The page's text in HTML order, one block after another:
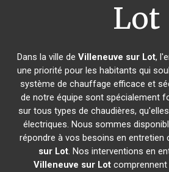
Lot
Dans la ville deVilleneuve sur Lot,
une priorité pour les habitants qui
système de chauffage efficace et
de notre équipe sont spécialement
sur tous types de chaudières,
électriques. Nous sommes
répondre à vos besoins en entretien
sur Lot. Nos interventions en
Villeneuve sur Lotcomprennent